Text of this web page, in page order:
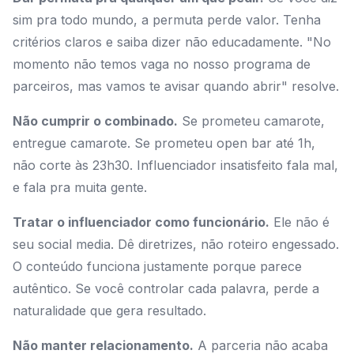
sim pra todo mundo, a permuta perde valor. Tenha
critérios claros e saiba dizer não educadamente. "No
momento não temos vaga no nosso programa de
parceiros, mas vamos te avisar quando abrir" resolve.
Não cumprir o combinado. Se prometeu camarote,
entregue camarote. Se prometeu open bar até 1h,
não corte às 23h30. Influenciador insatisfeito fala mal,
e fala pra muita gente.
Tratar o influenciador como funcionário. Ele não é
seu social media. Dê diretrizes, não roteiro engessado.
O conteúdo funciona justamente porque parece
autêntico. Se você controlar cada palavra, perde a
naturalidade que gera resultado.
Não manter relacionamento. A parceria não acaba